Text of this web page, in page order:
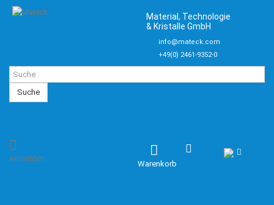
Material, Technologie
& Kristalle GmbH
info@mateck.com
+49(0) 2461-9352-0
Suche
Warenkorb
Anmelden